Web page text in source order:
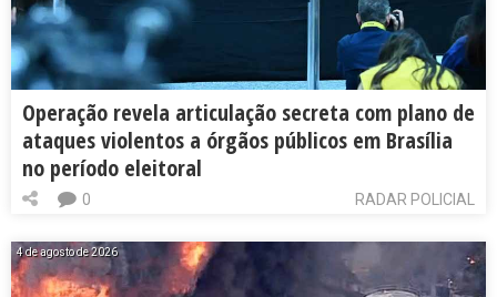
Operação revela articulação secreta com plano de
ataques violentos a órgãos públicos em Brasília
no período eleitoral
RADAR POLICIAL
0
4 de agosto de 2026